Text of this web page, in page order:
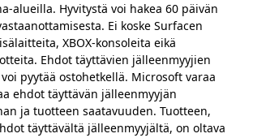
alueilla. Hyvitystä voi hakea 60 päivän
Ei koske Surfacen
XBOX-konsoleita eikä
Ehdot täyttävien jälleenmyyjien
pyytää ostohetkellä. Microsoft varaa
ehdot täyttävän jälleenmyyjän
ja tuotteen saatavuuden. Tuotteen,
täyttävältä jälleenmyyjältä, on oltava